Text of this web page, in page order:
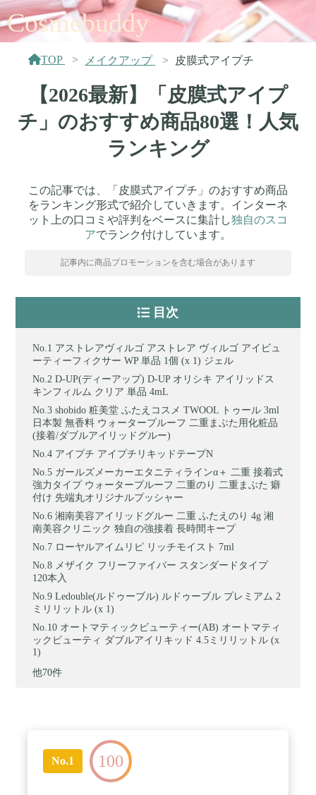
Cosmebuddy
TOP メイクアップ 皮膜式アイプチ
【2026最新】「皮膜式アイプ
チ」のおすすめ商品80選！人気
ランキング
この記事では、「皮膜式アイプチ」のおすすめ商品
をランキング形式で紹介していきます。インターネ
ット上の口コミや評判をベースに集計し独自のスコ
アでランク付けしています。
記事内に商品プロモーションを含む場合があります
目次
アストレアヴィルゴ アストレア ヴィルゴ アイビュ
ーティーフィクサー WP 単品 1個 (x 1) ジェル
D-UP(ディーアップ) D-UP オリシキ アイリッドス
キンフィルム クリア 単品 4mL
shobido 粧美堂 ふたえコスメ TWOOL トゥール 3ml
日本製 無香料 ウォータープルーフ 二重まぶた用化粧品
(接着/ダブルアイリッドグルー)
アイプチ アイプチリキッドテープN
ガールズメーカーエタニティラインα＋ 二重 接着式
強力タイプ ウォータープルーフ 二重のり 二重まぶた 癖
付け 先端丸オリジナルプッシャー
湘南美容アイリッドグルー 二重 ふたえのり 4g 湘
南美容クリニック 独自の強接着 長時間キープ
ローヤルアイムリピ リッチモイスト 7ml
メザイク フリーファイバー スタンダードタイプ
120本入
Ledouble(ルドゥーブル) ルドゥーブル プレミアム 2
ミリリットル (x 1)
オートマティックビューティー(AB) オートマティ
ックビューティ ダブルアイリキッド 4.5ミリリットル (x
1)
他70件
No.1 100